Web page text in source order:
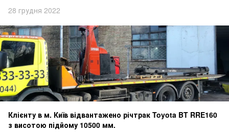
28 грудня 2022
Клієнту в м. Київ відвантажено річтрак Toyota BT RRE160
з висотою підйому 10500 мм.